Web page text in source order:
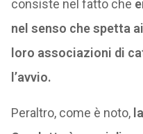
consiste nel fatto che
nel senso che spetta
loro associazioni di
l’avvio.
Peraltro, come è noto,